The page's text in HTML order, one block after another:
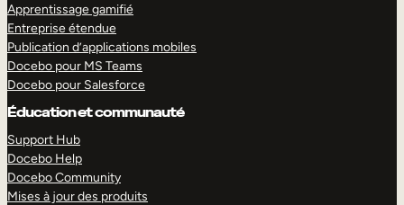
Apprentissage gamifié
Entreprise étendue
Publication d’applications mobiles
Docebo pour MS Teams
Docebo pour Salesforce
Éducation et communauté
Support Hub
Docebo Help
Docebo Community
Mises à jour des produits